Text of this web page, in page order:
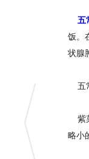
五
饭。
状腺
五
紫
略小